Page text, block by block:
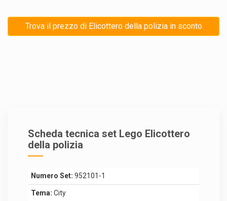
Trova il prezzo di Elicottero della polizia in sconto
Scheda tecnica set Lego Elicottero
della polizia
Numero Set: 952101-1
Tema: City